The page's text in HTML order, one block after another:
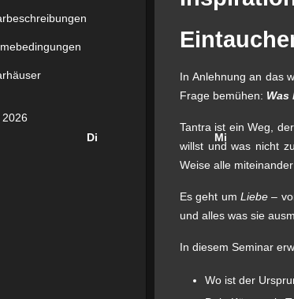
Di Mi
In Anlehnung an das
Frage bemühen: Was
Tantra ist ein Weg,
willst und was nicht
Weise alle
Es geht um Liebe –
und alles was sie
In diesem Seminar
Wo ist der